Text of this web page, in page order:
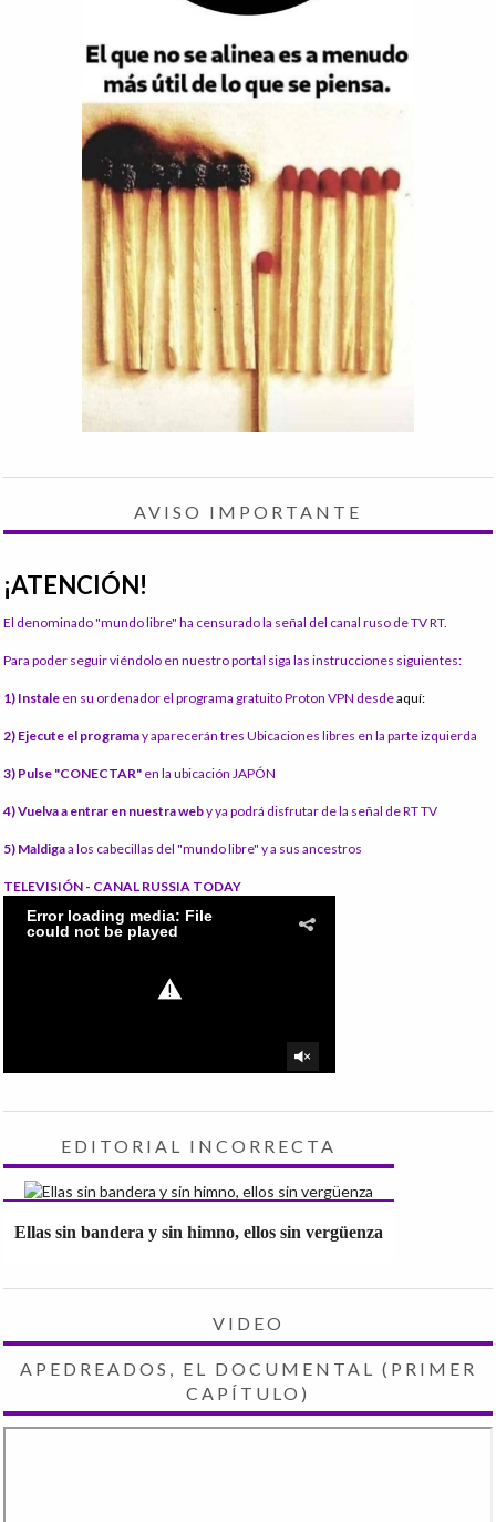
AVISO IMPORTANTE
¡ATENCIÓN!
El denominado "mundo libre" ha censurado la señal del canal ruso de TV RT.
Para poder seguir viéndolo en nuestro portal siga las instrucciones siguientes:
1) Instale en su ordenador el programa gratuito Proton VPN desdeaquí:
2) Ejecute el programay aparecerán tres Ubicaciones libres en la parte izquierda
3) Pulse "CONECTAR" en la ubicación JAPÓN
4) Vuelva a entrar en nuestra weby ya podrá disfrutar de la señal de RT TV
5) Maldigaa los cabecillas del "mundo libre" y a sus ancestros
TELEVISIÓN - CANAL RUSSIA TODAY
EDITORIAL INCORRECTA
Ellas sin bandera y sin himno, ellos sin vergüenza
VIDEO
APEDREADOS, EL DOCUMENTAL (PRIMER
CAPÍTULO)